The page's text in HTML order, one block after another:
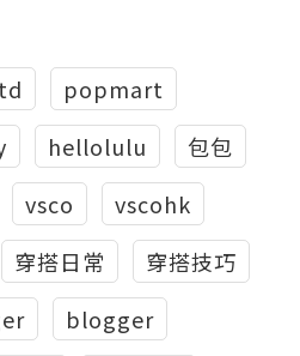
popmart
hellolulu
包包
vsco
vscohk
穿搭日常
穿搭技巧
blogger